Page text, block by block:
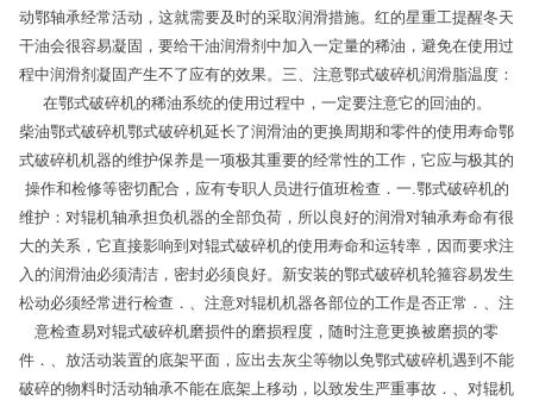
动鄂轴承经常活动，这就需要及时的采取润滑措施。红的星重工提醒冬天
干油会很容易凝固，要给干油润滑剂中加入一定量的稀油，避免在使用过
程中润滑剂凝固产生不了应有的效果。三、注意鄂式破碎机润滑脂温度：
在鄂式破碎机的稀油系统的使用过程中，一定要注意它的回油的。
柴油鄂式破碎机鄂式破碎机延长了润滑油的更换周期和零件的使用寿命鄂
式破碎机机器的维护保养是一项极其重要的经常性的工作，它应与极其的
操作和检修等密切配合，应有专职人员进行值班检查．一.鄂式破碎机的
维护：对辊机轴承担负机器的全部负荷，所以良好的润滑对轴承寿命有很
大的关系，它直接影响到对辊式破碎机的使用寿命和运转率，因而要求注
入的润滑油必须清洁，密封必须良好。新安装的鄂式破碎机轮箍容易发生
松动必须经常进行检查．、注意对辊机机器各部位的工作是否正常．、注
意检查易对辊式破碎机磨损件的磨损程度，随时注意更换被磨损的零
件．、放活动装置的底架平面，应出去灰尘等物以免鄂式破碎机遇到不能
破碎的物料时活动轴承不能在底架上移动，以致发生严重事故．、对辊机